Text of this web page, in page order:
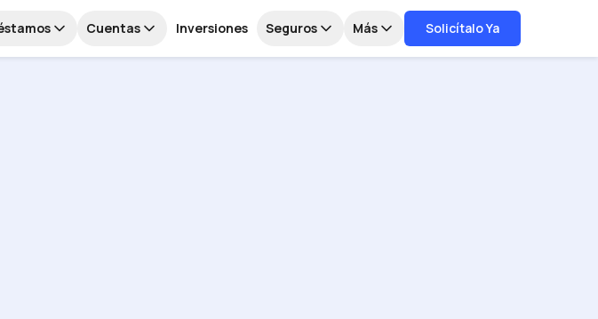
Cuentas Inversiones Seguros Más Solicítalo Ya